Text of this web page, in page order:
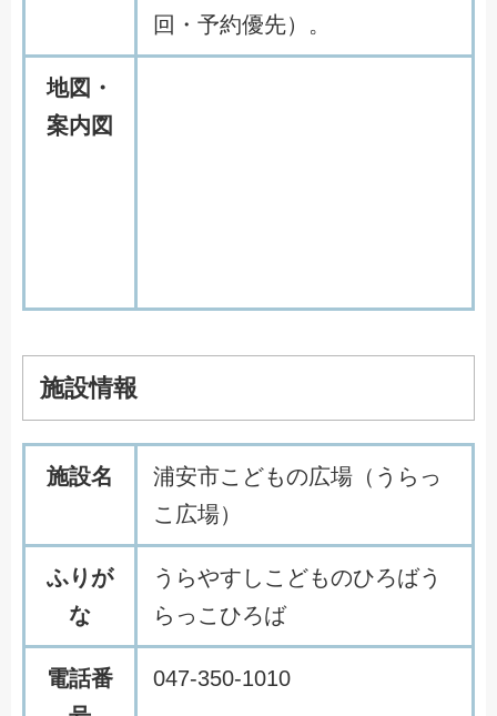
回・予約優先）。
地図・
案内図
施設情報
施設名
浦安市こどもの広場（うらっ
こ広場）
ふりが
な
うらやすしこどものひろばう
らっこひろば
電話番
047-350-1010